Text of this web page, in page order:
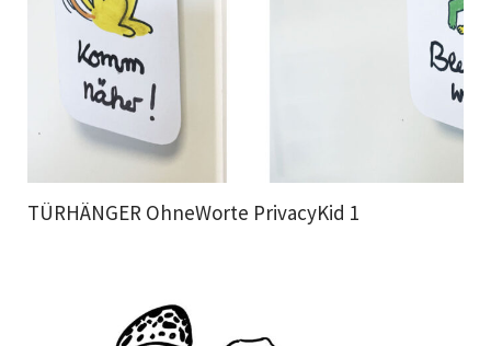
TÜRHÄNGER OhneWorte PrivacyKid 1